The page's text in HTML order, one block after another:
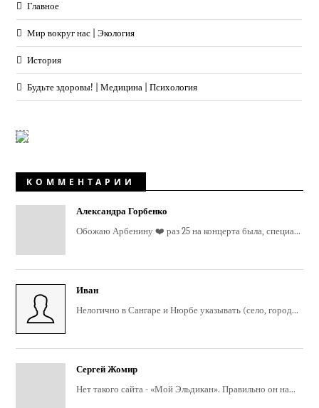
Главное
Мир вокруг нас | Экология
История
Будьте здоровы! | Медицина | Психология
КОММЕНТАРИИ
Александра Горбенко
Обожаю Арбенину ❤️ раз 25 на концерта была, специа...
Иван
Нелогично в Сангаре и Нюрбе указывать (село, город...
Сергей Жомир
Нет такого сайта - «Мой Эльдикан». Правильно он на...